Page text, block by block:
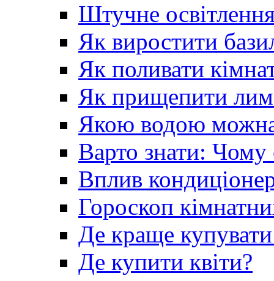
Штучне
Як виростити
Як поливати
Як прищепити
Якою водою можна
Варто знати:
Вплив
Гороскоп
Де краще
Де купити квіти?